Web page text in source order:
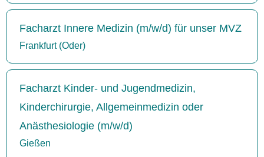
Facharzt Innere Medizin (m/w/d) für unser MVZ
Frankfurt (Oder)
Facharzt Kinder- und Jugendmedizin,
Kinderchirurgie, Allgemeinmedizin oder
Anästhesiologie (m/w/d)
Gießen